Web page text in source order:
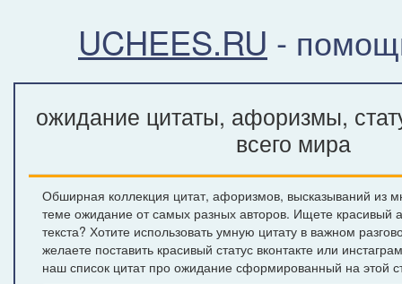
UCHEES.RU -
ожидание цитаты, афоризмы,
всего мира
Обширная коллекция цитат, афоризмов, высказываний из
теме ожидание от самых разных авторов. Ищете красивый
текста? Хотите использовать умную цитату в важном
желаете поставить красивый статус вконтакте или
наш список цитат про ожидание сформированный на этой